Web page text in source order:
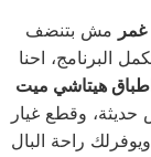
مش بتنضف
البرنامج، احنا
هيتاشي ميت
وقطع غيار